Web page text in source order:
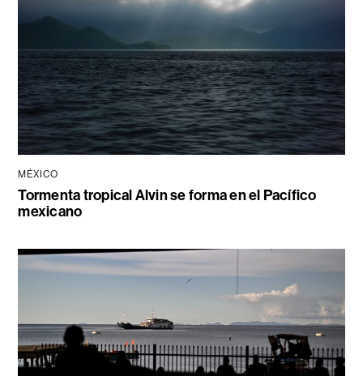
MÉXICO
Tormenta tropical Alvin se forma en el Pacífico
mexicano